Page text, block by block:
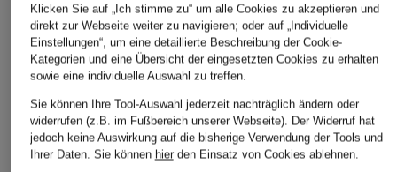
Weitere Kategorien
adidas Argentinien
Trikots WM 2026
adidas Deutschland
adidas Sneaker Damen
adidas Sneaker Herren
adidas Sneaker im SALE
Klicken Sie auf „Ich stimme zu“ um alle Cookies zu akzeptieren und
direkt zur Webseite weiter zu navigieren; oder auf „Individuelle
Einstellungen“, um eine detaillierte Beschreibung der Cookie-
Kategorien und eine Übersicht der eingesetzten Cookies zu erhalten
sowie eine individuelle Auswahl zu treffen.
Sie können Ihre Tool-Auswahl jederzeit nachträglich ändern oder
widerrufen (z.B. im Fußbereich unserer Webseite). Der Widerruf hat
jedoch keine Auswirkung auf die bisherige Verwendung der Tools und
Ihrer Daten. Sie können hierden Einsatz von Cookies ablehnen.